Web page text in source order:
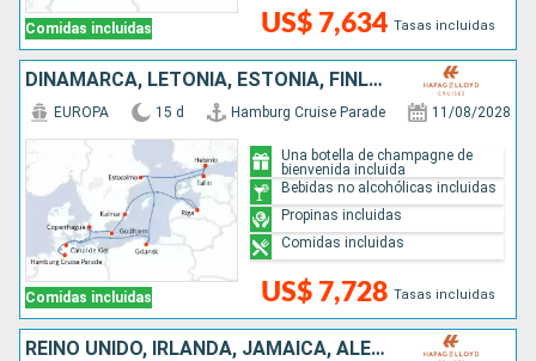
Comidas incluidas US$ 7,634 Tasas incluidas
DINAMARCA, LETONIA, ESTONIA, FINLANDIA, SUECIA, POLONIA, ALEMANIA
Comidas incluidas
EUROPA 15 d Hamburg Cruise Parade 11/08/2028
US$ 7,728 Tasas incluidas
Una botella de champagne de
bienvenida incluida
Bebidas no alcohólicas incluidas
Propinas incluidas
Comidas incluidas
REINO UNIDO, IRLANDA, JAMAICA, ALEMANIA